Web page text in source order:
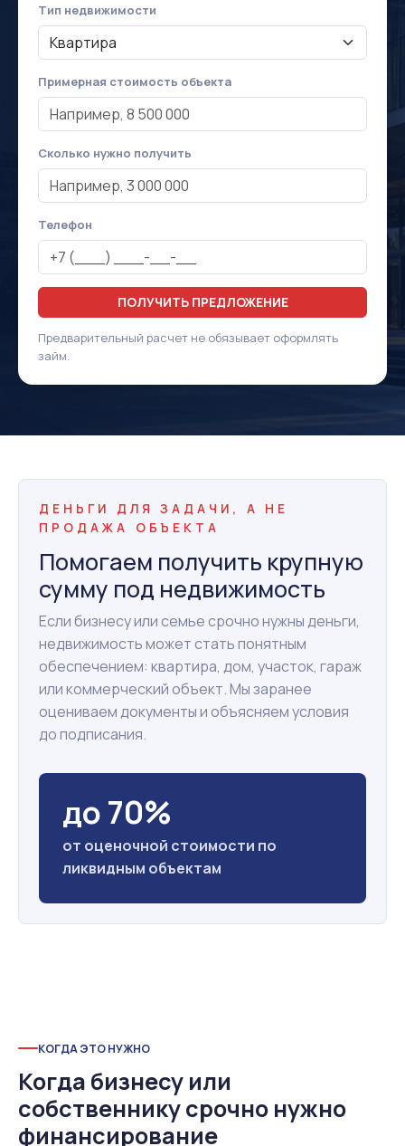
Тип недвижимости
Примерная стоимость объекта
Сколько нужно получить
Телефон
ПОЛУЧИТЬ ПРЕДЛОЖЕНИЕ
Предварительный расчет не обязывает оформлять
займ.
ДЕНЬГИ ДЛЯ ЗАДАЧИ, А НЕ
ПРОДАЖА ОБЪЕКТА
Помогаем получить крупную
сумму под недвижимость
Если бизнесу или семье срочно нужны деньги,
недвижимость может стать понятным
обеспечением: квартира, дом, участок, гараж
или коммерческий объект. Мы заранее
оцениваем документы и объясняем условия
до подписания.
до 70%
от оценочной стоимости по
ликвидным объектам
КОГДА ЭТО НУЖНО
Когда бизнесу или
собственнику срочно нужно
финансирование